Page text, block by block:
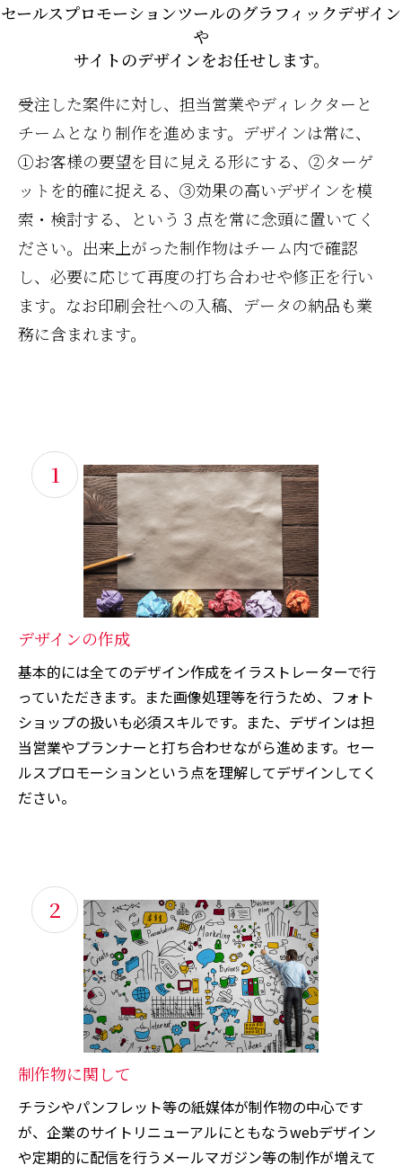
セールスプロモーションツールのグラフィックデザイン
や
サイトのデザインをお任せします。
受注した案件に対し、担当営業やディレクターと
チームとなり制作を進めます。デザインは常に、
①お客様の要望を目に見える形にする、②ターゲ
ットを的確に捉える、③効果の高いデザインを模
索・検討する、という 3 点を常に念頭に置いてく
ださい。出来上がった制作物はチーム内で確認
し、必要に応じて再度の打ち合わせや修正を行い
ます。なお印刷会社への入稿、データの納品も業
務に含まれます。
1
デザインの作成
基本的には全てのデザイン作成をイラストレーターで行
っていただきます。また画像処理等を行うため、フォト
ショップの扱いも必須スキルです。また、デザインは担
当営業やプランナーと打ち合わせながら進めます。セー
ルスプロモーションという点を理解してデザインしてく
ださい。
2
制作物に関して
チラシやパンフレット等の紙媒体が制作物の中心です
が、企業のサイトリニューアルにともなうwebデザイン
や定期的に配信を行うメールマガジン等の制作が増えて